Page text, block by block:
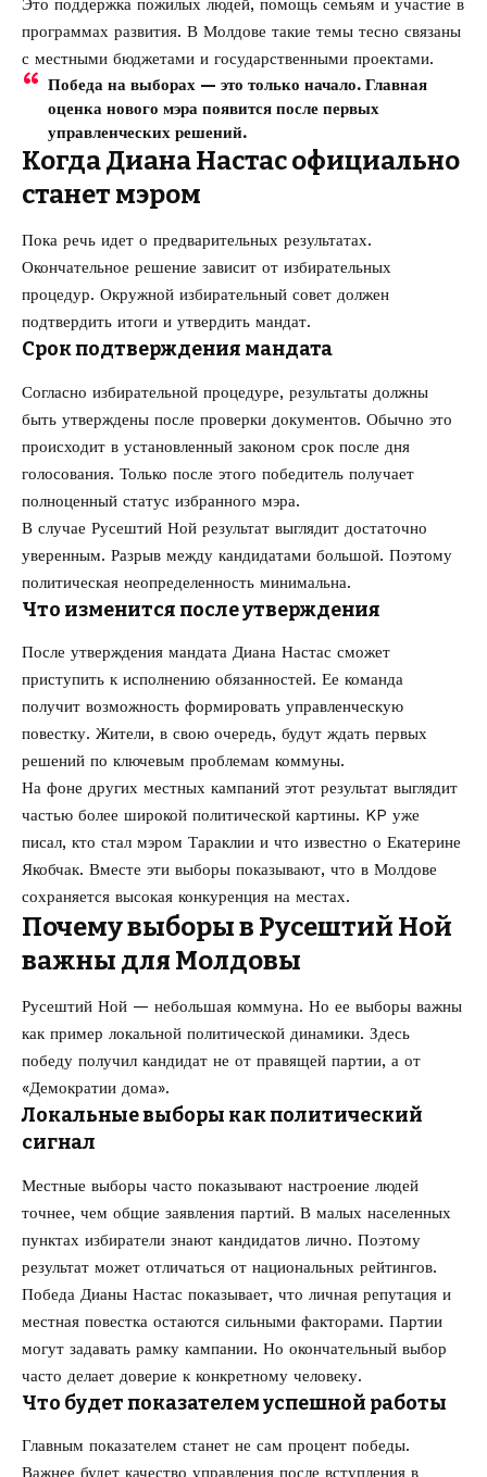
Это поддержка пожилых людей, помощь семьям и участие в
программах развития. В Молдове такие темы тесно связаны
с местными бюджетами и государственными проектами.
Победа на выборах — это только начало. Главная
оценка нового мэра появится после первых
управленческих решений.
Когда Диана Настас официально
станет мэром
Пока речь идет о предварительных результатах.
Окончательное решение зависит от избирательных
процедур. Окружной избирательный совет должен
подтвердить итоги и утвердить мандат.
Срок подтверждения мандата
Согласно избирательной процедуре, результаты должны
быть утверждены после проверки документов. Обычно это
происходит в установленный законом срок после дня
голосования. Только после этого победитель получает
полноценный статус избранного мэра.
В случае Русештий Ной результат выглядит достаточно
уверенным. Разрыв между кандидатами большой. Поэтому
политическая неопределенность минимальна.
Что изменится после утверждения
После утверждения мандата Диана Настас сможет
приступить к исполнению обязанностей. Ее команда
получит возможность формировать управленческую
повестку. Жители, в свою очередь, будут ждать первых
решений по ключевым проблемам коммуны.
На фоне других местных кампаний этот результат выглядит
частью более широкой политической картины. KP уже
писал, кто стал мэром Тараклии и что известно о Екатерине
Якобчак. Вместе эти выборы показывают, что в Молдове
сохраняется высокая конкуренция на местах.
Почему выборы в Русештий Ной
важны для Молдовы
Русештий Ной — небольшая коммуна. Но ее выборы важны
как пример локальной политической динамики. Здесь
победу получил кандидат не от правящей партии, а от
«Демократии дома».
Локальные выборы как политический
сигнал
Местные выборы часто показывают настроение людей
точнее, чем общие заявления партий. В малых населенных
пунктах избиратели знают кандидатов лично. Поэтому
результат может отличаться от национальных рейтингов.
Победа Дианы Настас показывает, что личная репутация и
местная повестка остаются сильными факторами. Партии
могут задавать рамку кампании. Но окончательный выбор
часто делает доверие к конкретному человеку.
Что будет показателем успешной работы
Главным показателем станет не сам процент победы.
Важнее будет качество управления после вступления в